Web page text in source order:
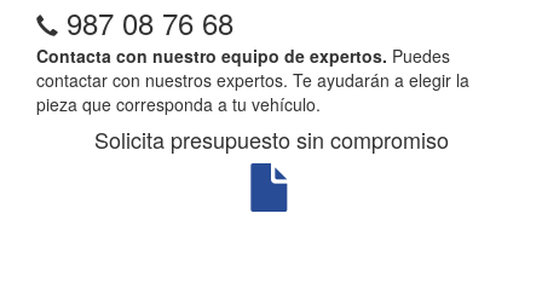
987 08 76 68
Contacta con nuestro equipo de expertos. Puedes
contactar con nuestros expertos. Te ayudarán a elegir la
pieza que corresponda a tu vehículo.
Solicita presupuesto sin compromiso